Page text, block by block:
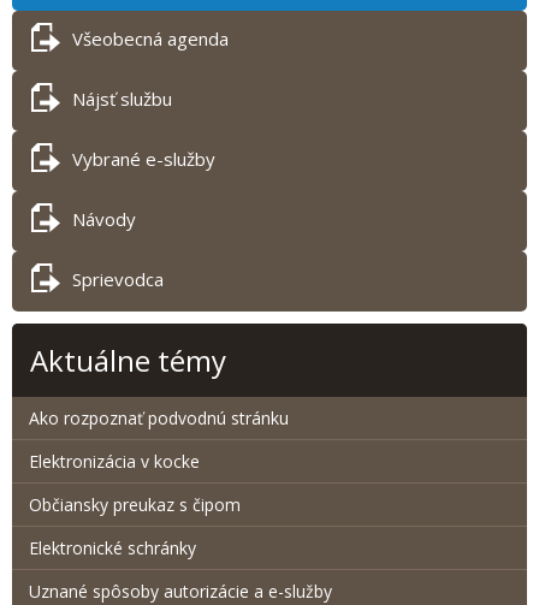
Všeobecná agenda
Nájsť službu
Vybrané e-služby
Návody
Sprievodca
Aktuálne témy
Ako rozpoznať podvodnú stránku
Elektronizácia v kocke
Občiansky preukaz s čipom
Elektronické schránky
Uznané spôsoby autorizácie a e-služby